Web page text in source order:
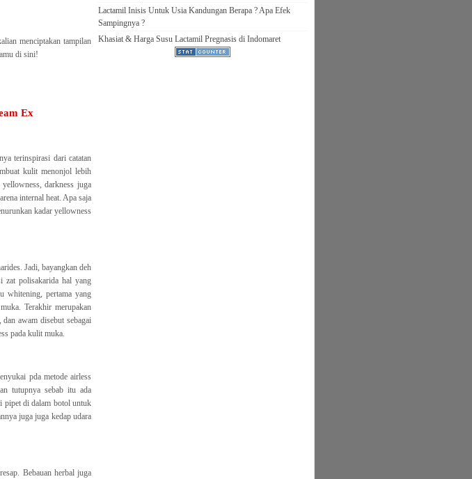
menciptakan tampilan
di sini!
Ex
terinspirasi dari catatan
kulit menonjol lebih
darkness juga
internal heat. Apa saja
kadar yellowness
Jadi, bayangkan deh
zat polisakarida hal yang
whitening, pertama yang
Terakhir merupakan
awam disebut sebagai
pada kulit muka.
pda metode airless
tutupnya sebab itu ada
pipet di dalam botol untuk
juga juga kedap udara
Bebauan herbal juga
Lactamil Inisis Untuk Usia Kandungan Berapa ? Apa Efek
Sampingnya ?
Khasiat & Harga Susu Lactamil Pregnasis di Indomaret